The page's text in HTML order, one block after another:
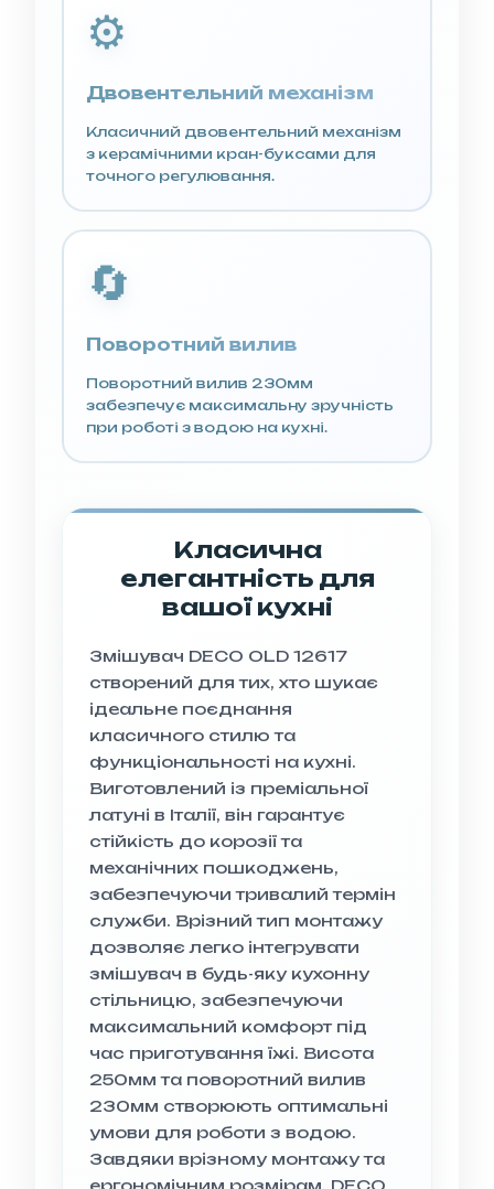
⚙️
Двовентельний механізм
Класичний двовентельний механізм
з керамічними кран-буксами для
точного регулювання.
🔄
Поворотний вилив
Поворотний вилив 230мм
забезпечує максимальну зручність
при роботі з водою на кухні.
Класична
елегантність для
вашої кухні
Змішувач DECO OLD 12617
створений для тих, хто шукає
ідеальне поєднання
класичного стилю та
функціональності на кухні.
Виготовлений із преміальної
латуні в Італії, він гарантує
стійкість до корозії та
механічних пошкоджень,
забезпечуючи тривалий термін
служби. Врізний тип монтажу
дозволяє легко інтегрувати
змішувач в будь-яку кухонну
стільницю, забезпечуючи
максимальний комфорт під
час приготування їжі. Висота
250мм та поворотний вилив
230мм створюють оптимальні
умови для роботи з водою.
Завдяки врізному монтажу та
ергономічним розмірам, DECO